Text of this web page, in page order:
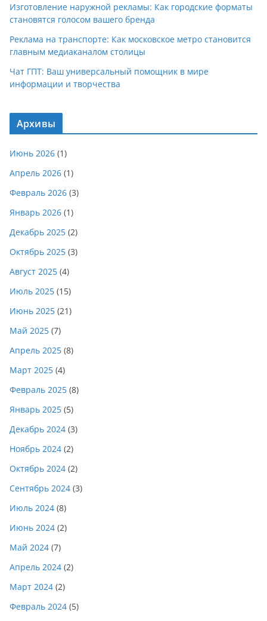
Изготовление наружной рекламы: Как городские форматы
становятся голосом вашего бренда
Реклама на транспорте: Как московское метро становится
главным медиаканалом столицы
Чат ГПТ: Ваш универсальный помощник в мире
информации и творчества
Архивы
Июнь 2026 (1)
Апрель 2026 (1)
Февраль 2026 (3)
Январь 2026 (1)
Декабрь 2025 (2)
Октябрь 2025 (3)
Август 2025 (4)
Июль 2025 (15)
Июнь 2025 (21)
Май 2025 (7)
Апрель 2025 (8)
Март 2025 (4)
Февраль 2025 (8)
Январь 2025 (5)
Декабрь 2024 (3)
Ноябрь 2024 (2)
Октябрь 2024 (2)
Сентябрь 2024 (3)
Июль 2024 (8)
Июнь 2024 (2)
Май 2024 (7)
Апрель 2024 (2)
Март 2024 (2)
Февраль 2024 (5)